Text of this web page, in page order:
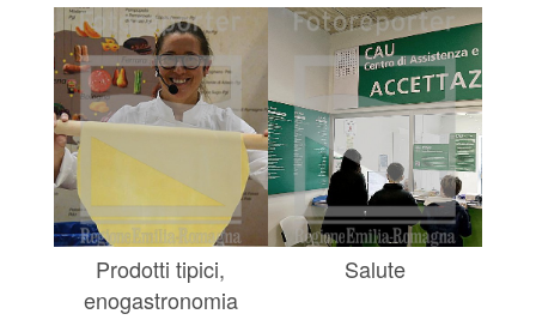
Prodotti tipici,
enogastronomia
Salute